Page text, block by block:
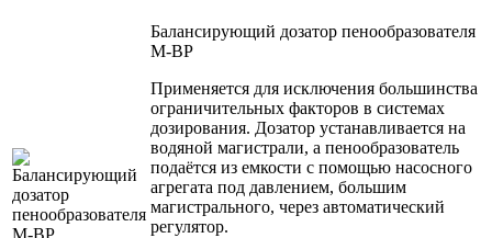
Балансирующий дозатор пенообразователя
M-BP
Применяется для исключения большинства
ограничительных факторов в системах
дозирования. Дозатор устанавливается на
водяной магистрали, а пенообразователь
подаётся из емкости с помощью насосного
агрегата под давлением, большим
магистрального, через автоматический
регулятор.